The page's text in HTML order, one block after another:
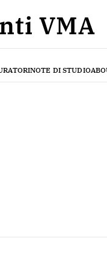
NOTE DI STUDIO
VMA